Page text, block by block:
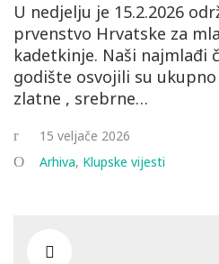
U nedjelju je 15.2.2026
prvenstvo Hrvatske za
kadetkinje. Naši najmlađi
godište osvojili su
zlatne , srebrne…
15 veljače 2026
Arhiva, Klupske vijesti